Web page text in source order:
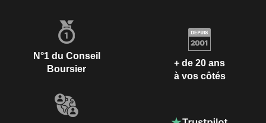
N°1 du Conseil
Boursier
+ de 20 ans
à vos côtés